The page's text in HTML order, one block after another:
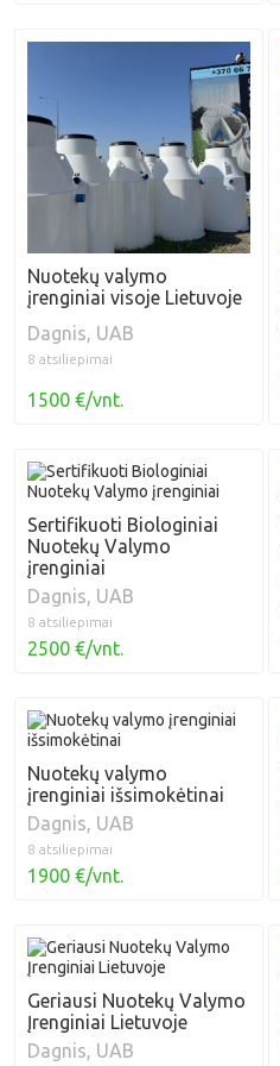
Nuotekų valymo
įrenginiai visoje Lietuvoje
Dagnis, UAB
8 atsiliepimai
1500 €/vnt.
Sertifikuoti Biologiniai
Nuotekų Valymo
įrenginiai
Dagnis, UAB
8 atsiliepimai
2500 €/vnt.
Nuotekų valymo
įrenginiai išsimokėtinai
Dagnis, UAB
8 atsiliepimai
1900 €/vnt.
Geriausi Nuotekų Valymo
Įrenginiai Lietuvoje
Dagnis, UAB